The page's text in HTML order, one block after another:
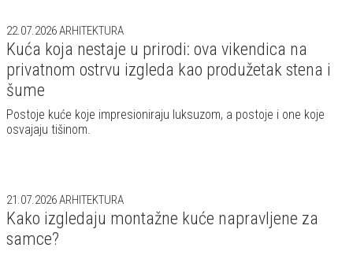
22.07.2026ARHITEKTURA
Kuća koja nestaje u prirodi: ova vikendica na
privatnom ostrvu izgleda kao produžetak stena i
šume
Postoje kuće koje impresioniraju luksuzom, a postoje i one koje
osvajaju tišinom.
21.07.2026ARHITEKTURA
Kako izgledaju montažne kuće napravljene za
samce?